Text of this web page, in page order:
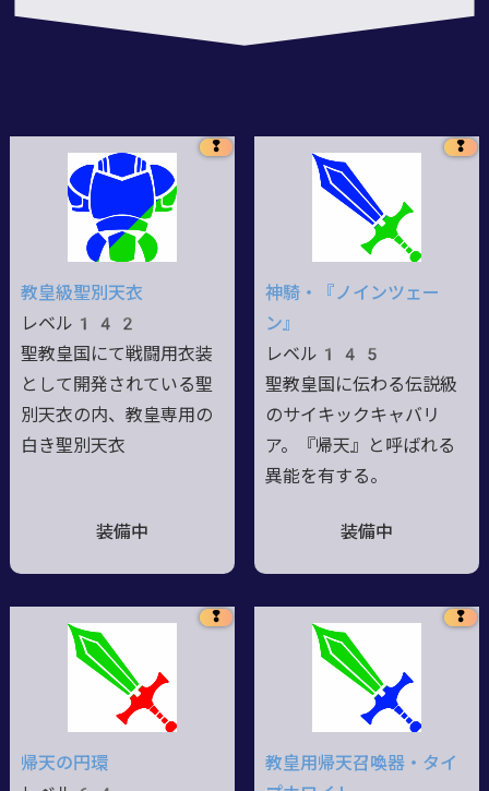
❢
教皇級聖別天衣
レベル142
聖教皇国にて戦闘用衣装
として開発されている聖
別天衣の内、教皇専用の
白き聖別天衣
装備中
❢
神騎・『ノインツェー
ン』
レベル145
聖教皇国に伝わる伝説級
のサイキックキャバリ
ア。『帰天』と呼ばれる
異能を有する。
装備中
❢
帰天の円環
❢
教皇用帰天召喚器・タイ